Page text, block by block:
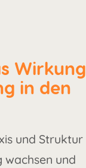
Wirkung
in den
und Struktur
wachsen und